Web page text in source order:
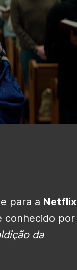
para a Netflix
conhecido por
da